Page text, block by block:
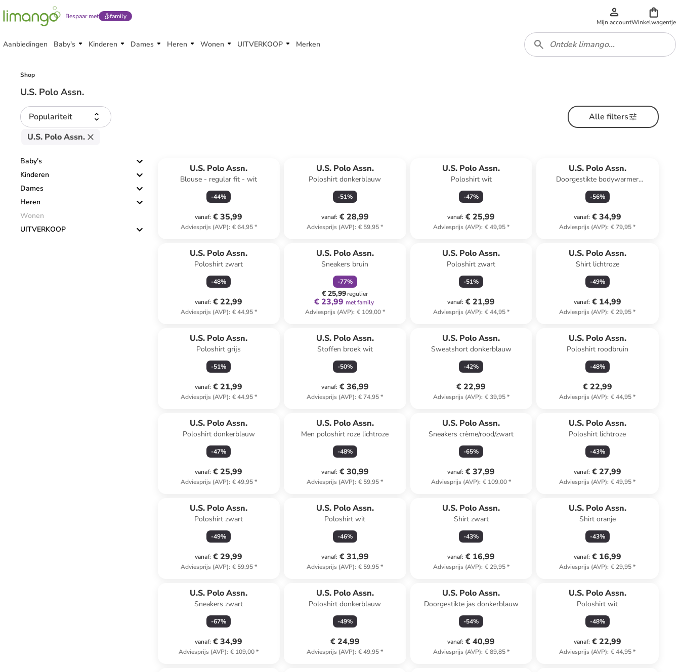
Bespaar met family
Mijn accountWinkelwagentje
Aanbiedingen Baby's Kinderen Dames Heren Wonen UITVERKOOP Merken
Shop
U.S. Polo Assn.
Populariteit
Alle filters
U.S. Polo Assn.
Baby's
Kinderen
Dames
Heren
Wonen
UITVERKOOP
U.S. Polo Assn.
Blouse - regular fit - wit
-44%
vanaf: € 35,99
Adviesprijs (AVP): € 64,95*
U.S. Polo Assn.
Poloshirt donkerblauw
-51%
vanaf: € 28,99
Adviesprijs (AVP): € 59,95*
U.S. Polo Assn.
Poloshirt wit
-47%
vanaf: € 25,99
Adviesprijs (AVP): € 49,95*
U.S. Polo Assn.
Doorgestikte bodywarmer
donkerblauw
-56%
vanaf: € 34,99
Adviesprijs (AVP): € 79,95*
U.S. Polo Assn.
Poloshirt zwart
-48%
vanaf: € 22,99
Adviesprijs (AVP): € 44,95*
U.S. Polo Assn.
Sneakers bruin
-77%
€ 25,99regulier
€ 23,99 met family
Adviesprijs (AVP): € 109,00*
U.S. Polo Assn.
Poloshirt zwart
-51%
vanaf: € 21,99
Adviesprijs (AVP): € 44,95*
U.S. Polo Assn.
Shirt lichtroze
-49%
vanaf: € 14,99
Adviesprijs (AVP): € 29,95*
U.S. Polo Assn.
Poloshirt grijs
-51%
vanaf: € 21,99
Adviesprijs (AVP): € 44,95*
U.S. Polo Assn.
Stoffen broek wit
-50%
vanaf: € 36,99
Adviesprijs (AVP): € 74,95*
U.S. Polo Assn.
Sweatshort donkerblauw
-42%
€ 22,99
Adviesprijs (AVP): € 39,95*
U.S. Polo Assn.
Poloshirt roodbruin
-48%
€ 22,99
Adviesprijs (AVP): € 44,95*
U.S. Polo Assn.
Poloshirt donkerblauw
-47%
vanaf: € 25,99
Adviesprijs (AVP): € 49,95*
U.S. Polo Assn.
Men poloshirt roze lichtroze
-48%
vanaf: € 30,99
Adviesprijs (AVP): € 59,95*
U.S. Polo Assn.
Sneakers crème/rood/zwart
-65%
vanaf: € 37,99
Adviesprijs (AVP): € 109,00*
U.S. Polo Assn.
Poloshirt lichtroze
-43%
vanaf: € 27,99
Adviesprijs (AVP): € 49,95*
U.S. Polo Assn.
Poloshirt zwart
-49%
vanaf: € 29,99
Adviesprijs (AVP): € 59,95*
U.S. Polo Assn.
Poloshirt wit
-46%
vanaf: € 31,99
Adviesprijs (AVP): € 59,95*
U.S. Polo Assn.
Shirt zwart
-43%
vanaf: € 16,99
Adviesprijs (AVP): € 29,95*
U.S. Polo Assn.
Shirt oranje
-43%
vanaf: € 16,99
Adviesprijs (AVP): € 29,95*
U.S. Polo Assn.
Sneakers zwart
-67%
vanaf: € 34,99
Adviesprijs (AVP): € 109,00*
U.S. Polo Assn.
Poloshirt donkerblauw
-49%
€ 24,99
Adviesprijs (AVP): € 49,95*
U.S. Polo Assn.
Doorgestikte jas donkerblauw
-54%
vanaf: € 40,99
Adviesprijs (AVP): € 89,85*
U.S. Polo Assn.
Poloshirt wit
-48%
vanaf: € 22,99
Adviesprijs (AVP): € 44,95*